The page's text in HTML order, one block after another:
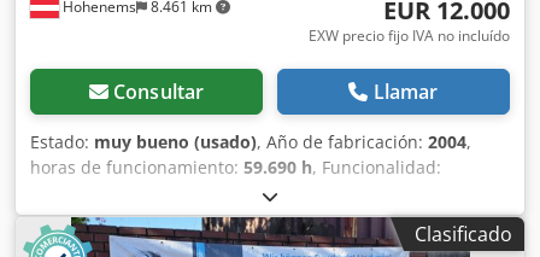
Hohenems 8.461 km EUR 12.000
EXW precio fijo IVA no incluído
Consultar Llamar
Estado: muy bueno (usado), Año de fabricación: 2004,
horas de funcionamiento: 59.690 h, Funcionalidad:
, Compresor de tornillo Atlas Copco
ZR90VSDFF Djdpfjyuvwasx Amujck Variador de frecuencia e
integrador de secador. 90 kW 8,75 bar 14,70 m³/minClasificado